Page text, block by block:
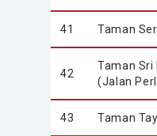
41 Taman
42
Taman Sri
(Jalan
43 Taman